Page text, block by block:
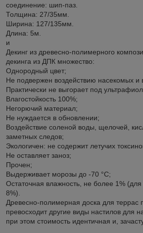
соединение: шип-паз.
Толщина: 27/35мм.
Ширина: 127/135мм.
Длина: 5м.
и
Декинг из древесно-полимерного
декинга из ДПК множество:
Однородный цвет;
Не подвержен воздействию насекомых и
Практически не выгорает под
Влагостойкость 100%;
Негорючий материал;
Не нуждается в обновлении;
Воздействие соленой воды, щелочей,
заметных следов;
Экологичен: не содержит летучих
Не оставляет заноз;
Прочен;
Выдерживает морозы до -70 °С;
Остаточная влажность, не более 1%
8%).
Древесно-полимерная доска для террас
превосходит другие виды настилов для
при этом стоимость идентичная и,